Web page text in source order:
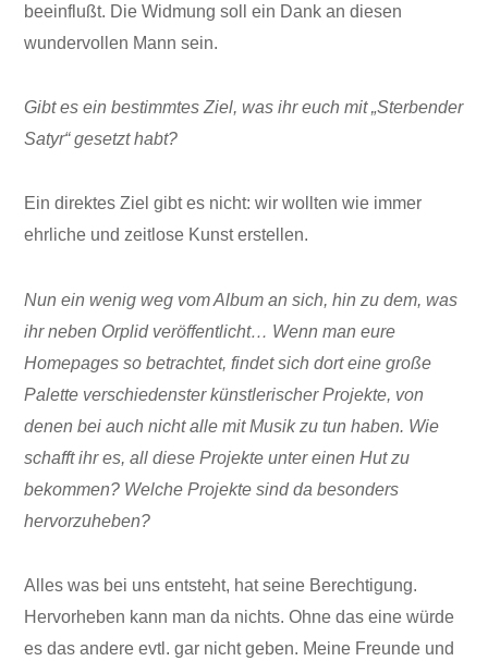
beeinflußt. Die Widmung soll ein Dank an diesen
wundervollen Mann sein.
Gibt es ein bestimmtes Ziel, was ihr euch mit „Sterbender
Satyr“ gesetzt habt?
Ein direktes Ziel gibt es nicht: wir wollten wie immer
ehrliche und zeitlose Kunst erstellen.
Nun ein wenig weg vom Album an sich, hin zu dem, was
ihr neben Orplid veröffentlicht… Wenn man eure
Homepages so betrachtet, findet sich dort eine große
Palette verschiedenster künstlerischer Projekte, von
denen bei auch nicht alle mit Musik zu tun haben. Wie
schafft ihr es, all diese Projekte unter einen Hut zu
bekommen? Welche Projekte sind da besonders
hervorzuheben?
Alles was bei uns entsteht, hat seine Berechtigung.
Hervorheben kann man da nichts. Ohne das eine würde
es das andere evtl. gar nicht geben. Meine Freunde und